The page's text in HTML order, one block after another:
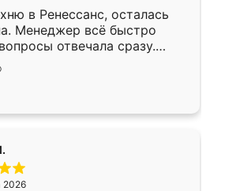
в Ренессанс, осталась
Менеджер всё быстро
отвечала сразу.
в субботу, подошёл к
Собрали
работали аккуратно, даже
2026